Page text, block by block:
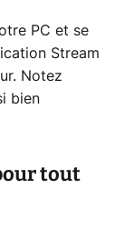
PC et se
Stream
Notez
bien
tout